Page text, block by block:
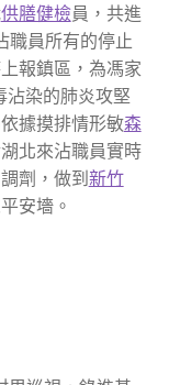
供膳健檢員，共進
職員所有的停止
報鎮區，為馮家
沾染的肺炎攻堅
據摸排情形敏森
北來沾職員實時
劑，做到新竹
安墻。